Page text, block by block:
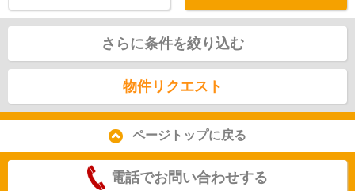
さらに条件を絞り込む
物件リクエスト
ページトップに戻る
電話でお問い合わせする